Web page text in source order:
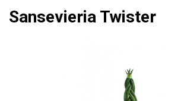
Sansevieria Twister